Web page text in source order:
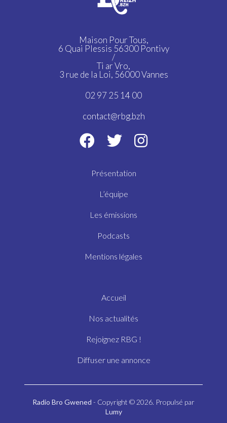
Maison Pour Tous,
6 Quai Plessis 56300 Pontivy
/
Ti ar Vro,
3 rue de la Loi, 56000 Vannes
02 97 25 14 00
contact@rbg.bzh
Présentation
L’équipe
Les émissions
Podcasts
Mentions légales
Accueil
Nos actualités
Rejoignez RBG !
Diffuser une annonce
Radio Bro Gwened - Copyright © 2026. Propulsé par
Lumy